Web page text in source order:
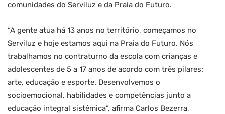
comunidades do Serviluz e da Praia do Futuro.
“A gente atua há 13 anos no território, começamos no
Serviluz e hoje estamos aqui na Praia do Futuro. Nós
trabalhamos no contraturno da escola com crianças e
adolescentes de 5 a 17 anos de acordo com três pilares:
arte, educação e esporte. Desenvolvemos o
socioemocional, habilidades e competências junto a
educação integral sistêmica”, afirma Carlos Bezerra,